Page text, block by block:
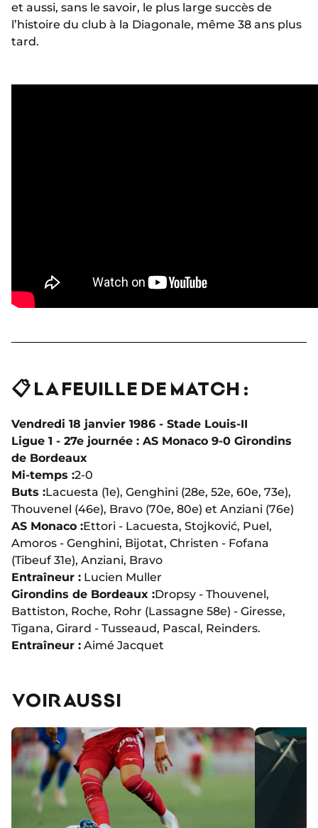
et aussi, sans le savoir, le plus large succès de
l’histoire du club à la Diagonale, même 38 ans plus
tard.
📋 LA FEUILLE DE MATCH :
Vendredi 18 janvier 1986 - Stade Louis-II
Ligue 1 - 27e journée : AS Monaco 9-0 Girondins
de Bordeaux
Mi-temps :2-0
Buts :Lacuesta (1e), Genghini (28e, 52e, 60e, 73e),
Thouvenel (46e), Bravo (70e, 80e) et Anziani (76e)
AS Monaco :Ettori - Lacuesta, Stojković, Puel,
Amoros - Genghini, Bijotat, Christen - Fofana
(Tibeuf 31e), Anziani, Bravo
Entraîneur : Lucien Muller
Girondins de Bordeaux :Dropsy - Thouvenel,
Battiston, Roche, Rohr (Lassagne 58e) - Giresse,
Tigana, Girard - Tusseaud, Pascal, Reinders.
Entraîneur : Aimé Jacquet
VOIR AUSSI